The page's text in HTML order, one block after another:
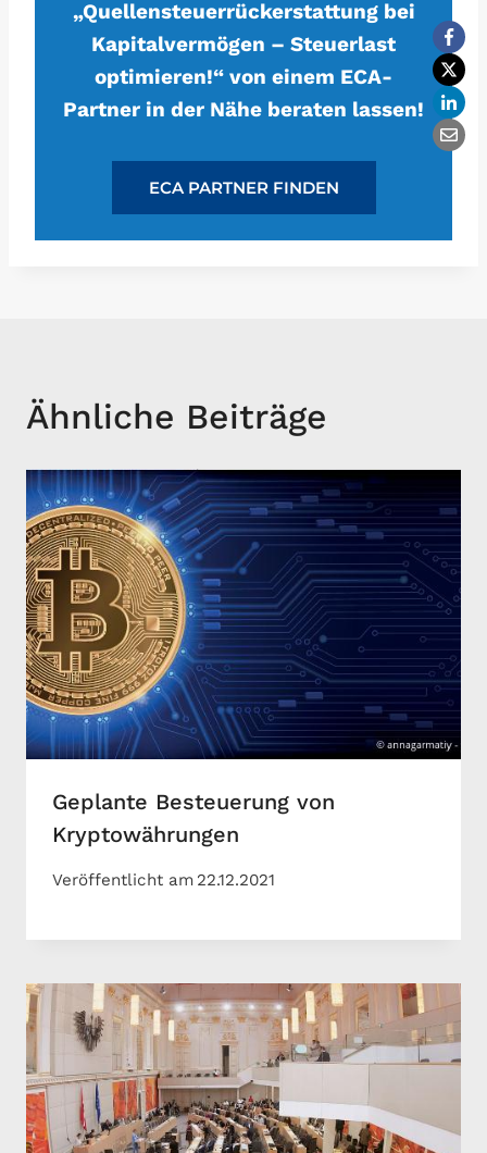
„Quellensteuerrückerstattung bei
Kapitalvermögen – Steuerlast
optimieren!“ von einem ECA-
Partner in der Nähe beraten lassen!
ECA PARTNER FINDEN
Ähnliche Beiträge
Geplante Besteuerung von
Kryptowährungen
Veröffentlicht am 22.12.2021